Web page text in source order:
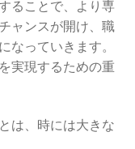
ることで、より専
ャンスが開け、職
なっていきます。
実現するための重
は、時には大きな